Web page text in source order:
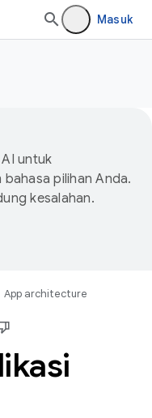
Masuk
untuk
pilihan Anda.
kesalahan.
App architecture